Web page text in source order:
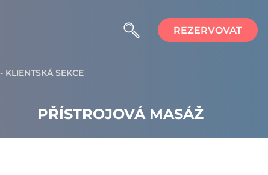
REZERVOVAT
- KLIENTSKÁ SEKCE
PŘÍSTROJOVÁ MASÁŽ